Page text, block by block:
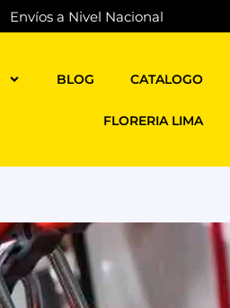
Envíos a Nivel Nacional
BLOG CATALOGO
FLORERIA LIMA